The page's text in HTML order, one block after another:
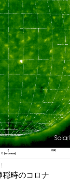
穏時のコロナ